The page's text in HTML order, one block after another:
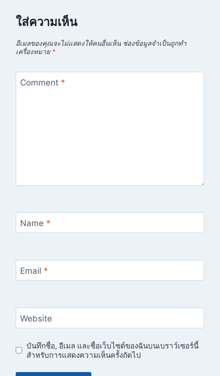
ใส่ความเห็น
อีเมลของคุณจะไม่แสดงให้คนอื่นเห็น ช่องข้อมูลจำเป็นถูกทำ
เครื่องหมาย *
Comment *
Name *
Email *
Website
บันทึกชื่อ, อีเมล และชื่อเว็บไซต์ของฉันบนเบราว์เซอร์นี้
สำหรับการแสดงความเห็นครั้งถัดไป